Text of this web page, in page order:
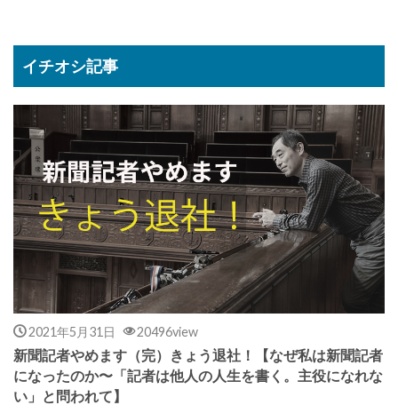
イチオシ記事
2021年5月31日 20496view
新聞記者やめます（完）きょう退社！【なぜ私は新聞記者
になったのか〜「記者は他人の人生を書く。主役になれな
い」と問われて】